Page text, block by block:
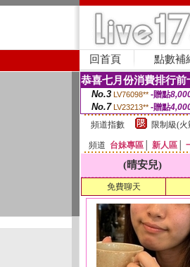
回首頁 點數補
恭喜七月份消費排行
No.3 LV76098** -贈點
No.7 LV23213** -贈點
頻道指數
限制級(火
頻道 台妹專區 新人區
(晴安兒)
免費聊天